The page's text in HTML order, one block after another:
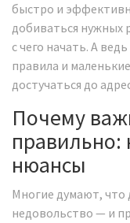
быстро и
добиваться нужных
с чего начать. А
правила и
достучаться до
Почему
нюансы
Многие думают, что
недовольство — и